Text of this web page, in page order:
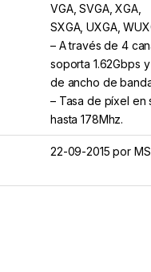
VGA, SVGA, XGA,
SXGA, UXGA,
– A través de 4
soporta 1.62Gbps
de ancho de
– Tasa de píxel en
hasta 178Mhz.
22-09-2015 por